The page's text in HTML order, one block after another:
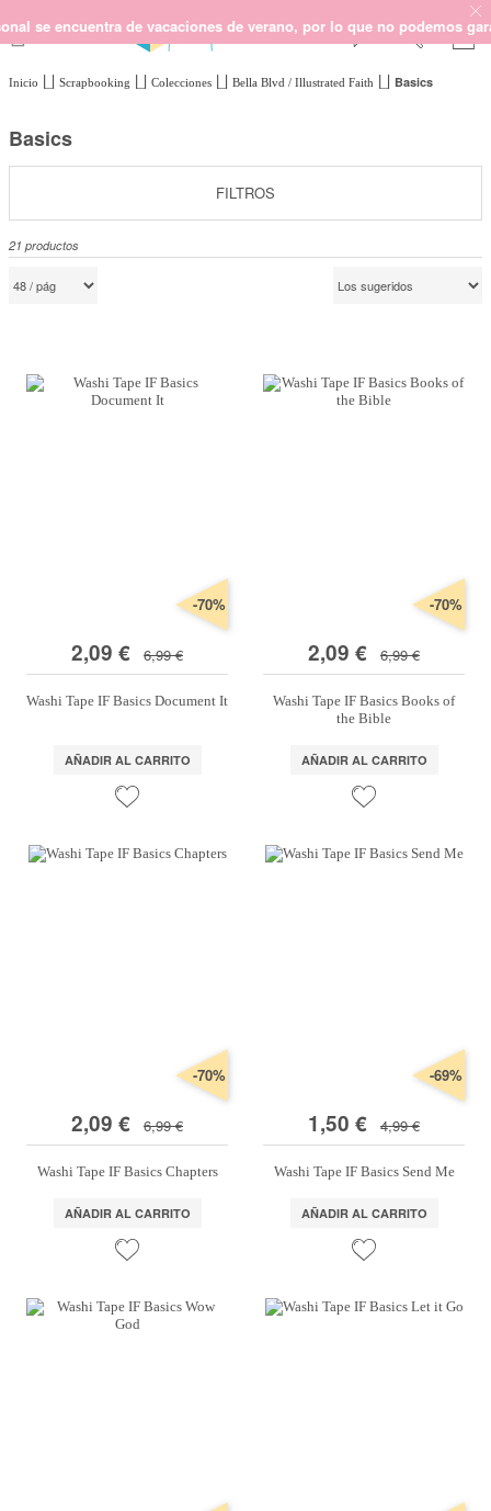
de vacaciones de verano, por lo que no podemos
Próximamente
SCRAPBOOKING
MIXED MEDIA
PAPELERÍA Y FIESTAS
REGALOS
PLANNERS
Iniciar sesión/Regístrate
Inicio Scrapbooking Colecciones Bella Blvd / Illustrated Faith Basics
Basics
21 productos
2,09 € 6,99 €
-70%
Washi Tape IF Basics Document It
AÑADIR AL CARRITO
2,09 € 6,99 €
-70%
Washi Tape IF Basics Books of
the Bible
AÑADIR AL CARRITO
2,09 € 6,99 €
-70%
Washi Tape IF Basics Chapters
AÑADIR AL CARRITO
1,50 € 4,99 €
-69%
Washi Tape IF Basics Send Me
AÑADIR AL CARRITO
FILTROS